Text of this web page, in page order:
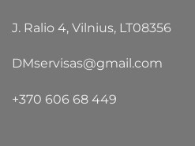
J. Ralio 4, Vilnius, LT08356
DMservisas@gmail.com
+370 606 68 449